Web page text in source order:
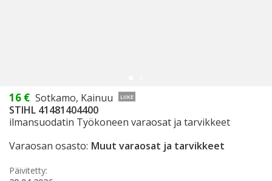
16 € Sotkamo, Kainuu LIIKE
STIHL 41481404400
ilmansuodatin Työkoneen varaosat ja tarvikkeet
Varaosan osasto: Muut varaosat ja tarvikkeet
Päivitetty: